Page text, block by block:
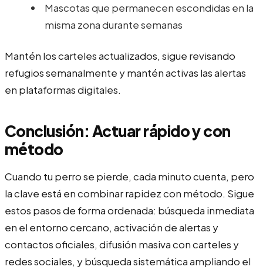
Mascotas que permanecen escondidas en la
misma zona durante semanas
Mantén los carteles actualizados, sigue revisando
refugios semanalmente y mantén activas las alertas
en plataformas digitales.
Conclusión: Actuar rápido y con
método
Cuando tu perro se pierde, cada minuto cuenta, pero
la clave está en combinar rapidez con método. Sigue
estos pasos de forma ordenada: búsqueda inmediata
en el entorno cercano, activación de alertas y
contactos oficiales, difusión masiva con carteles y
redes sociales, y búsqueda sistemática ampliando el